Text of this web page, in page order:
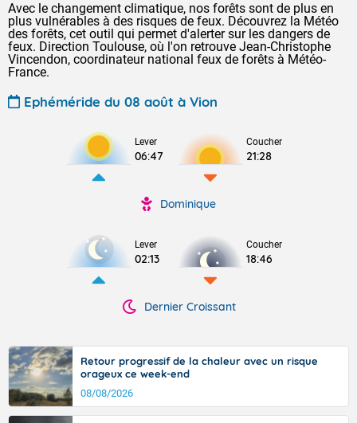
Avec le changement climatique, nos forêts sont de plus en
plus vulnérables à des risques de feux. Découvrez la Météo
des forêts, cet outil qui permet d'alerter sur les dangers de
feux. Direction Toulouse, où l'on retrouve Jean-Christophe
Vincendon, coordinateur national feux de forêts à Météo-
France.
Ephéméride du 08 août à Vion
Lever
06:47
Coucher
21:28
Dominique
Lever
02:13
Coucher
18:46
Dernier Croissant
Retour progressif de la chaleur avec un risque
orageux ce week-end
08/08/2026